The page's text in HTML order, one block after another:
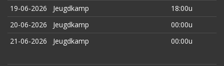
19-06-2026
Jeugdkamp
18:00u
20-06-2026
Jeugdkamp
00:00u
21-06-2026
Jeugdkamp 00:00u